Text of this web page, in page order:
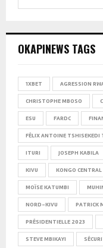
OKAPINEWS TAGS
1XBET AGRESSION
CHRISTOPHE MBOSO
ESU FARDC
FÉLIX ANTOINE TSHISEKEDI
ITURI JOSEPH KABILA
KIVU KONGO CENTRAL
MOÏSE KATUMBI
NORD-KIVU PATRICK
PRÉSIDENTIELLE 2023
STEVE MBIKAYI